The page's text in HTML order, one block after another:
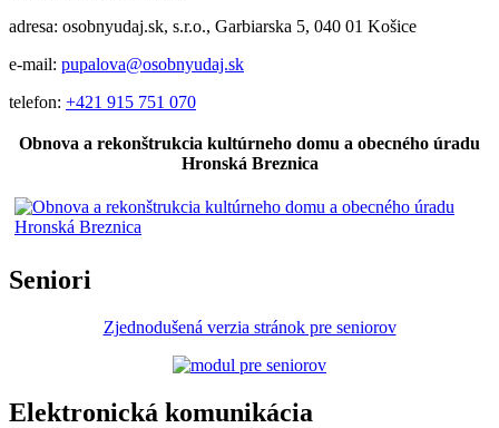
adresa: osobnyudaj.sk, s.r.o., Garbiarska 5, 040 01 Košice
e-mail: pupalova@osobnyudaj.sk
telefon: +421 915 751 070
Obnova a rekonštrukcia kultúrneho domu a obecného úradu
Hronská Breznica
Seniori
Zjednodušená verzia stránok pre seniorov
Elektronická komunikácia